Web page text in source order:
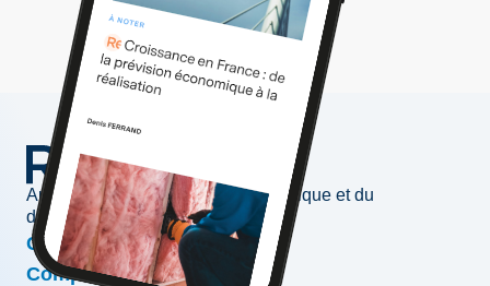
Au service de l'information économique et du
développement des entreprises
Conjoncture & prévisions
Compétitivité & croissance